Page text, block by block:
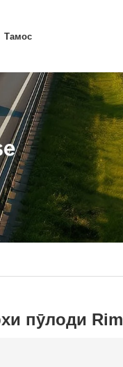
Тамос
пӯлоди Rim